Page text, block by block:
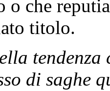
o che
titolo.
di saghe